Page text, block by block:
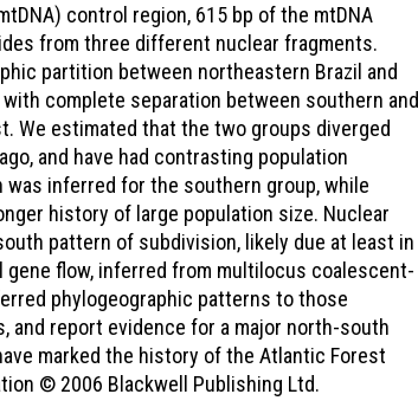
control region, 615 bp of the mtDNA
from three different nuclear fragments.
partition between northeastern Brazil and
complete separation between southern and
We estimated that the two groups diverged
and have had contrasting population
inferred for the southern group, while
history of large population size. Nuclear
pattern of subdivision, likely due at least in
flow, inferred from multilocus coalescent-
phylogeographic patterns to those
report evidence for a major north-south
marked the history of the Atlantic Forest
© 2006 Blackwell Publishing Ltd.